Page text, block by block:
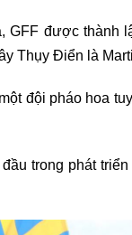
GFF được thành
Thụy Điển là
đội pháo hoa
trong phát